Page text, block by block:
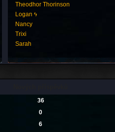
Theodhor Thorinson
Logan ϟ
Nancy
Trixi
Sarah
36
0
6